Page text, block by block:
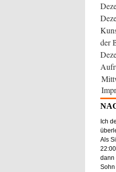
der
Ich
Als
dann